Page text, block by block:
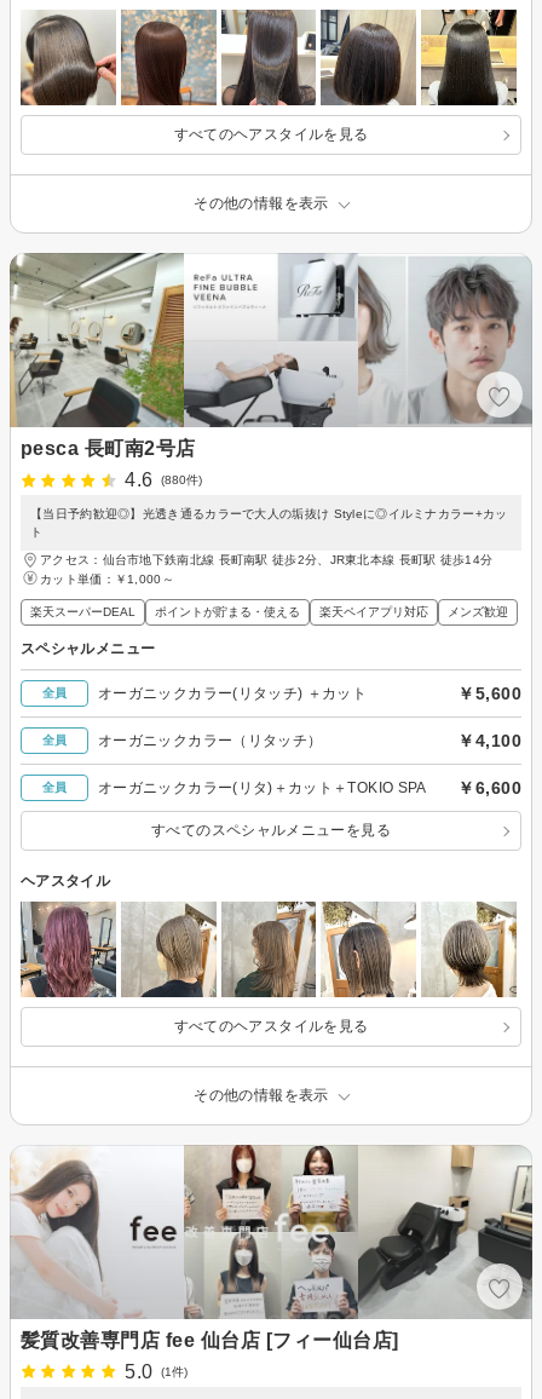
すべてのヘアスタイルを見る
その他の情報を表示
pesca 長町南2号店
4.6
(880件)
【当日予約歓迎◎】光透き通るカラーで大人の垢抜け Styleに◎イルミナカラー+カッ
ト
アクセス：仙台市地下鉄南北線 長町南駅 徒歩2分、JR東北本線 長町駅 徒歩14分
カット単価： ￥1,000～
楽天スーパーDEAL ポイントが貯まる・使える 楽天ペイアプリ対応 メンズ歓迎
スペシャルメニュー
全員 オーガニックカラー(リタッチ) ＋カット ￥5,600
全員 オーガニックカラー（リタッチ） ￥4,100
全員 オーガニックカラー(リタ)＋カット＋TOKIO SPA ￥6,600
すべてのスペシャルメニューを見る
ヘアスタイル
すべてのヘアスタイルを見る
その他の情報を表示
髪質改善専門店 fee 仙台店 [フィー仙台店]
5.0
(1件)